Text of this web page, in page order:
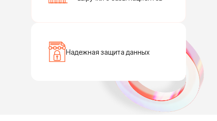
Надежная защита данных